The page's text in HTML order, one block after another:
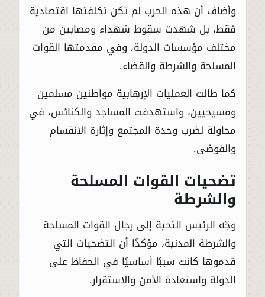
وأضاف أن هذه الحرب لم تكن تكلفتها اقتصادية
فقط، بل شهدت سقوط شهداء ومصابين من
مختلف مؤسسات الدولة، وفي مقدمتها القوات
المسلحة والشرطة والقضاء.
كما طالت العمليات الإرهابية مواطنين مسلمين
ومسيحيين، واستهدفت المساجد والكنائس، في
محاولة لضرب وحدة المجتمع وإثارة الانقسام
والفوضى.
تضحيات القوات المسلحة
والشرطة
وجّه الرئيس التحية إلى رجال القوات المسلحة
والشرطة المدنية، مؤكدًا أن التضحيات التي
قدموها كانت سببًا أساسيًا في الحفاظ على
الدولة واستعادة الأمن والاستقرار.